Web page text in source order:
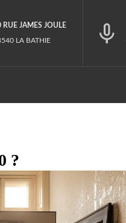
RUE JAMES JOULE
LA BATHIE
?